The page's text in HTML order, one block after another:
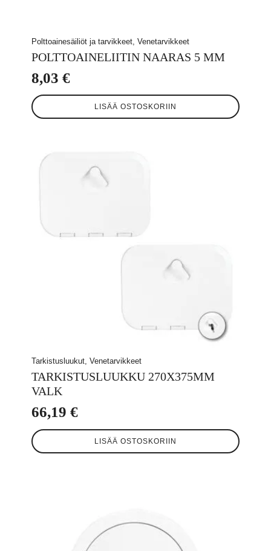
Polttoainesäiliöt ja tarvikkeet, Venetarvikkeet
POLTTOAINELIITIN NAARAS 5 MM
8,03 €
LISÄÄ OSTOSKORIIN
Tarkistusluukut, Venetarvikkeet
TARKISTUSLUUKKU 270X375MM
VALK
66,19 €
LISÄÄ OSTOSKORIIN